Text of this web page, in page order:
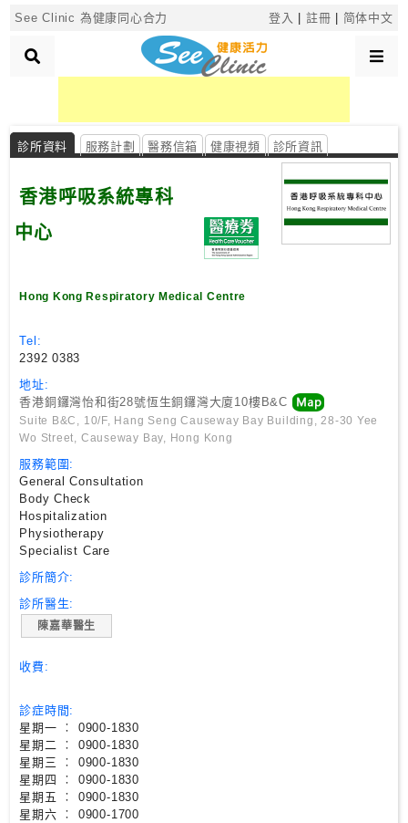
See Clinic 為健康同心合力 登入 註冊 简体中文
所
類
搜
所
按
區
搜
尋
24
小
時
應
診
急
症
服
公
立
醫
院
×
診所資料 服務計劃 醫務信箱 健康視頻 診所資訊
香港呼吸系統專科
中心
Hong Kong Respiratory Medical Centre
Tel:
2392 0383
地址:
香港銅鑼灣怡和街28號恆生銅鑼灣大廈10樓B&C
Suite B&C, 10/F, Hang Seng Causeway Bay Building, 28-30 Yee
Wo Street, Causeway Bay, Hong Kong
服務範圍:
General Consultation
Body Check
Hospitalization
Physiotherapy
Specialist Care
診所簡介:
診所醫生:
陳嘉華醫生
收費:
診症時間:
星期一 ︰ 0900-1830
星期二 ︰ 0900-1830
星期三 ︰ 0900-1830
星期四 ︰ 0900-1830
星期五 ︰ 0900-1830
星期六 ︰ 0900-1700